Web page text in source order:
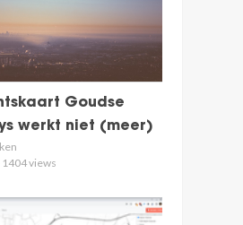
Goudse
werkt niet (meer)
1404 views